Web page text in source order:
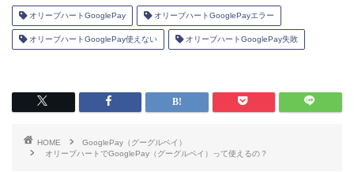
オリーブハートGooglePay オリーブハートGooglePayエラー
オリーブハートGooglePay使えない オリーブハートGooglePay失敗
HOME
GooglePay（グーグルペイ）
オリーブハートでGooglePay（グーグルペイ）って使えるの？